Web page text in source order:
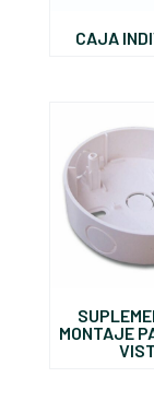
CAJA
MONTAJE